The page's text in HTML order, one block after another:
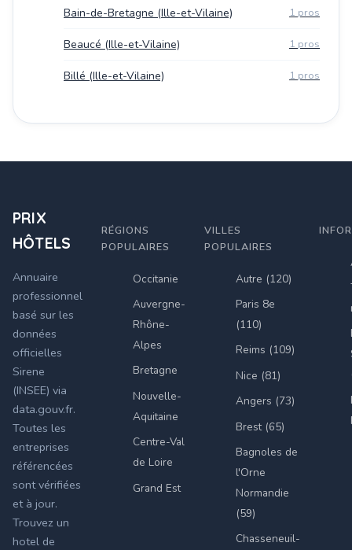
Bain-de-Bretagne (Ille-et-Vilaine) 1 pros
Beaucé (Ille-et-Vilaine) 1 pros
Billé (Ille-et-Vilaine) 1 pros
PRIX
HÔTELS
Annuaire
professionnel
basé sur les
données
officielles
Sirene
(INSEE) via
data.gouv.fr.
Toutes les
entreprises
référencées
sont vérifiées
et à jour.
Trouvez un
hotel de
RÉGIONS
POPULAIRES
Occitanie
Auvergne-
Rhône-
Alpes
Bretagne
Nouvelle-
Aquitaine
Centre-Val
de Loire
Grand Est
VILLES
POPULAIRES
Autre (120)
Paris 8e
(110)
Reims (109)
Nice (81)
Angers (73)
Brest (65)
Bagnoles de
l'Orne
Normandie
(59)
Chasseneuil-